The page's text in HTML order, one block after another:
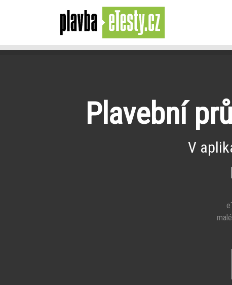
Plavební
V